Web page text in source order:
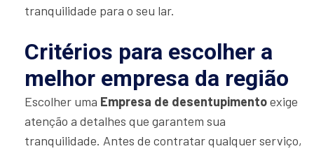
tranquilidade para o seu lar.
Critérios para escolher a
melhor empresa da região
Escolher uma Empresa de desentupimentoexige
atenção a detalhes que garantem sua
tranquilidade. Antes de contratar qualquer serviço,